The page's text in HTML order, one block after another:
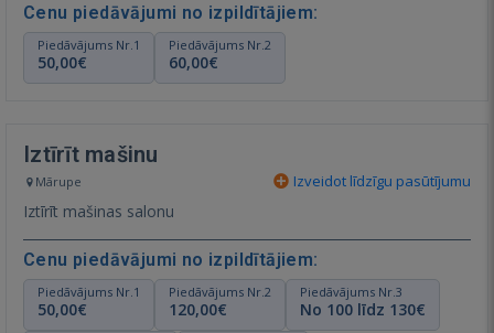
Cenu piedāvājumi no izpildītājiem:
Piedāvājums Nr.1
50,00€
Piedāvājums Nr.2
60,00€
Iztīrīt mašinu
Mārupe Izveidot līdzīgu pasūtījumu
Iztīrīt mašinas salonu
Cenu piedāvājumi no izpildītājiem:
Piedāvājums Nr.1
50,00€
Piedāvājums Nr.2
120,00€
Piedāvājums Nr.3
No 100 līdz 130€